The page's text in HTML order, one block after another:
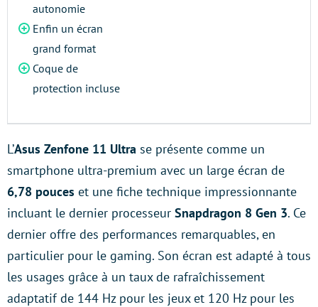
autonomie
Enfin un écran
grand format
Coque de
protection incluse
L’Asus Zenfone 11 Ultra se présente comme un
smartphone ultra-premium avec un large écran de
6,78 pouces et une fiche technique impressionnante
incluant le dernier processeur Snapdragon 8 Gen 3. Ce
dernier offre des performances remarquables, en
particulier pour le gaming. Son écran est adapté à tous
les usages grâce à un taux de rafraîchissement
adaptatif de 144 Hz pour les jeux et 120 Hz pour les